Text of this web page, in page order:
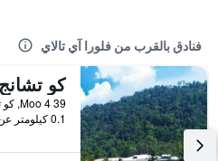
فنادق بالقرب من فلورا آي تالاي
39 Moo 4, كو تشانغ, تايلاند
0.1 كيلومتر عن وسط المدينة